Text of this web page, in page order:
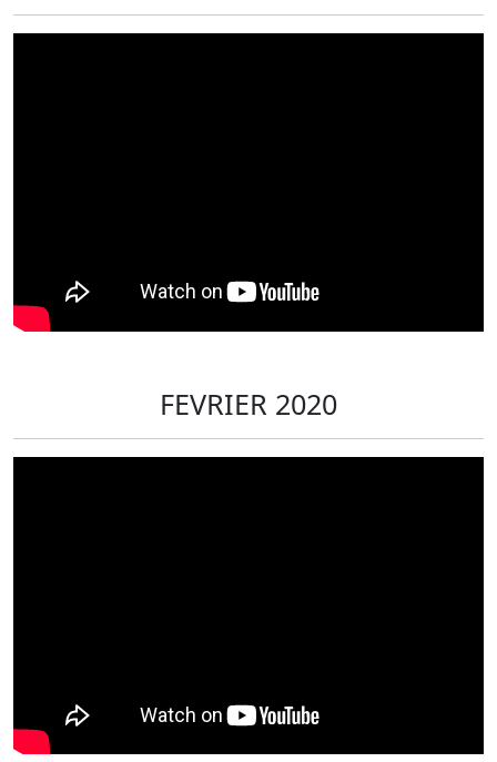
FEVRIER 2020